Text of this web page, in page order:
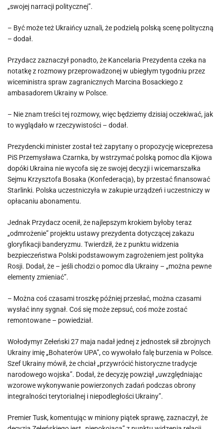
„swojej narracji politycznej”.
– Być może też Ukraińcy uznali, że podzielą polską scenę polityczną
– dodał.
Przydacz zaznaczył ponadto, że Kancelaria Prezydenta czeka na
notatkę z rozmowy przeprowadzonej w ubiegłym tygodniu przez
wiceministra spraw zagranicznych Marcina Bosackiego z
ambasadorem Ukrainy w Polsce.
– Nie znam treści tej rozmowy, więc będziemy dzisiaj oczekiwać, jak
to wyglądało w rzeczywistości – dodał.
Prezydencki minister został też zapytany o propozycję wiceprezesa
PiS Przemysława Czarnka, by wstrzymać polską pomoc dla Kijowa
dopóki Ukraina nie wycofa się ze swojej decyzji i wicemarszałka
Sejmu Krzysztofa Bosaka (Konfederacja), by przestać finansować
Starlinki. Polska uczestniczyła w zakupie urządzeń i uczestniczy w
opłacaniu abonamentu.
Jednak Przydacz ocenił, że najlepszym krokiem byłoby teraz
„odmrożenie” projektu ustawy prezydenta dotyczącej zakazu
gloryfikacji banderyzmu. Twierdził, że z punktu widzenia
bezpieczeństwa Polski podstawowym zagrożeniem jest polityka
Rosji. Dodał, że – jeśli chodzi o pomoc dla Ukrainy – „można pewne
elementy zmieniać”.
– Można coś czasami troszkę później przesłać, można czasami
wysłać inny sygnał. Coś się może zepsuć, coś może zostać
remontowane – powiedział.
Wołodymyr Zełeński 27 maja nadał jednej z jednostek sił zbrojnych
Ukrainy imię „Bohaterów UPA”, co wywołało falę burzenia w Polsce.
Szef Ukrainy mówił, że chciał „przywrócić historyczne tradycje
narodowego wojska”. Dodał, że decyzję powziął „uwzględniając
wzorowe wykonywanie powierzonych zadań podczas obrony
integralności terytorialnej i niepodległości Ukrainy”.
Premier Tusk, komentując w miniony piątek sprawę, zaznaczył, że